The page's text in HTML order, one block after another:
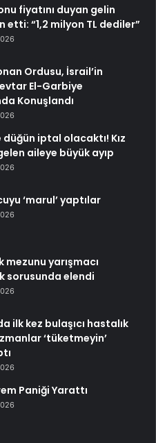
fiyatını duyan gelin
etti: “1,2 milyon TL dediler”
Ordusu, İsrail’in
El-Garbiye
Konuşlandı
düğün iptal olacaktı! Kız
aileye büyük ayıp
‘marul’ yaptılar
yarışmacı
sorusunda elendi
ilk kez bulaşıcı hastalık
‘tüketmeyin’
Paniği Yarattı